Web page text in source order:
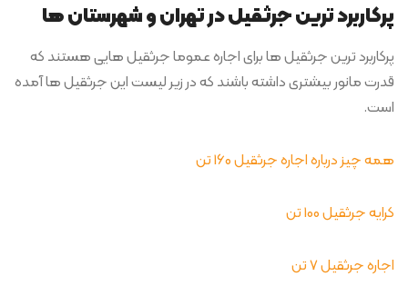
پرکاربرد ترین جرثقیل در تهران و شهرستان ها
پرکاربرد ترین جرثقیل ها برای اجاره عموما جرثقیل هایی هستند که
قدرت مانور بیشتری داشته باشند که در زیر لیست این جرثقیل ها آمده
است.
همه چیز درباره اجاره جرثقیل 160 تن
کرایه جرثقیل 100 تن
اجاره جرثقیل 7 تن